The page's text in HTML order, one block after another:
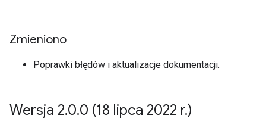
Zmieniono
Poprawki błędów i aktualizacje dokumentacji.
Wersja 2.0.0 (18 lipca 2022 r.)